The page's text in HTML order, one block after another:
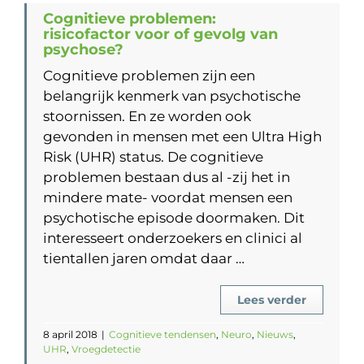
Cognitieve problemen:
risicofactor voor of gevolg van
psychose?
Cognitieve problemen zijn een
belangrijk kenmerk van psychotische
stoornissen. En ze worden ook
gevonden in mensen met een Ultra High
Risk (UHR) status. De cognitieve
problemen bestaan dus al -zij het in
mindere mate- voordat mensen een
psychotische episode doormaken. Dit
interesseert onderzoekers en clinici al
tientallen jaren omdat daar …
Lees verder
8 april 2018 | Cognitieve tendensen, Neuro, Nieuws,
UHR, Vroegdetectie